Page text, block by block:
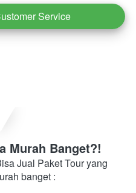
Service
Murah Banget?!
Jual Paket Tour yang
banget :